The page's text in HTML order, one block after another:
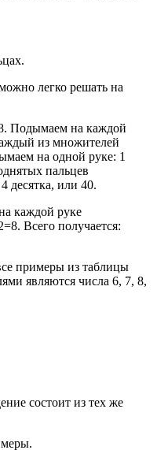
легко решать на
Подымаем на каждой
из множителей
на одной руке: 1
пальцев
десятка, или 40.
каждой руке
Всего получается:
примеры из таблицы
являются числа 6, 7, 8,
состоит из тех же